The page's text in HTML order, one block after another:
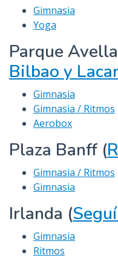
Gimnasia
Yoga
Parque
Bilbao y
Gimnasia
Gimnasia / Ritmos
Aerobox
Plaza Banff (
Gimnasia / Ritmos
Gimnasia
Irlanda (
Gimnasia
Ritmos